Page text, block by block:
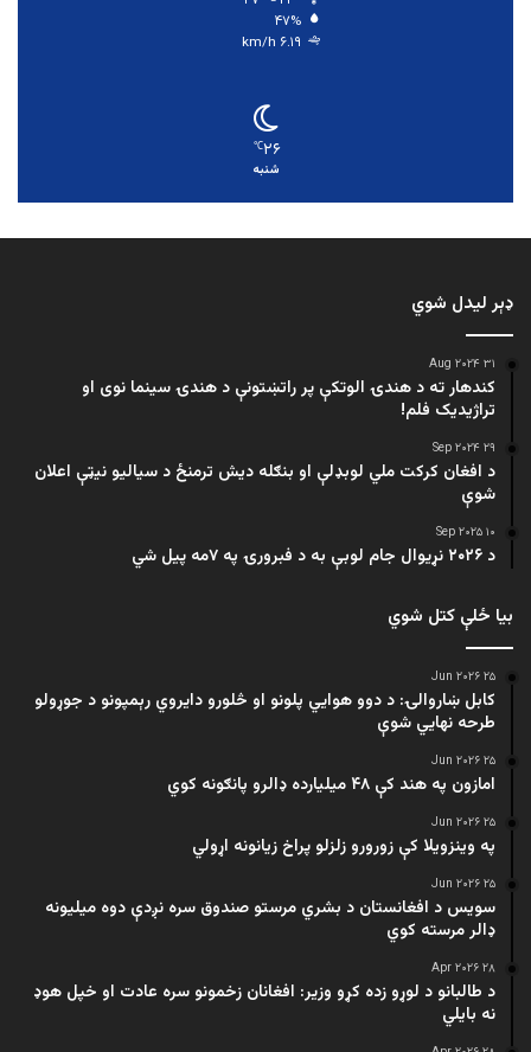
۴۷%
۶.۱۹ km/h
۲۶℃
شنبه
ډېر لیدل شوي
۳۱ Aug ۲۰۲۴
کندهار ته د هندۍ الوتکې پر راتښتونې د هندۍ سینما نوی او
تراژيديک فلم!
۲۹ Sep ۲۰۲۴
د افغان کرکت ملي لوبډلې او بنګله دیش ترمنځ د سیالیو نیټې اعلان
شوې
۱۰ Sep ۲۰۲۵
د ۲۰۲۶ نړیوال جام لوبې به د فبرورۍ په ۷مه پیل شي
بیا ځلې کتل شوي
۲۵ Jun ۲۰۲۶
کابل ښاروالۍ: د دوو هوايي پلونو او څلورو دایروي رېمپونو د جوړولو
طرحه نهایي شوې
۲۵ Jun ۲۰۲۶
امازون په هند کې ۴۸ میلیارده ډالرو پانګونه کوي
۲۵ Jun ۲۰۲۶
په وینزویلا کې زورورو زلزلو پراخ زیانونه اړولي
۲۵ Jun ۲۰۲۶
سویس د افغانستان د بشري مرستو صندوق سره نږدې دوه میلیونه
ډالر مرسته کوي
۲۸ Apr ۲۰۲۶
د طالبانو د لوړو زده کړو وزیر: افغانان زخمونو سره عادت او خپل هوډ
نه بایلي